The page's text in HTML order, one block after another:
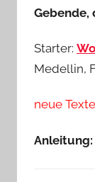
Gebende,
Starter:
Medellin,
neue
Anleitung: